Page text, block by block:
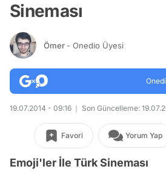
Sineması
Ömer - Onedio Üyesi
19.07.2014 - 09:16 Son Güncelleme:
Favori Yorum Yap
Emoji'ler İle Türk Sineması